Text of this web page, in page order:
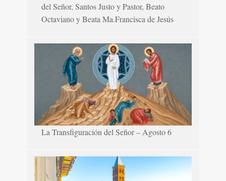
del Señor, Santos Justo y Pastor, Beato
Octaviano y Beata Ma.Francisca de Jesús
La Transfiguración del Señor – Agosto 6